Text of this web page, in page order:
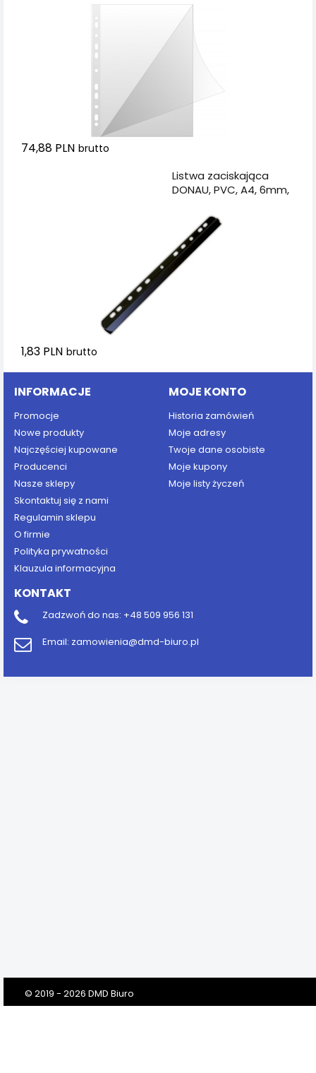
74,88 PLN brutto
Listwa zaciskająca
DONAU, PVC, A4, 6mm,
europerforacją, czarna
1,83 PLN brutto
INFORMACJE
Promocje
Nowe produkty
Najczęściej kupowane
Producenci
Nasze sklepy
Skontaktuj się z nami
Regulamin sklepu
O firmie
Polityka prywatności
Klauzula informacyjna
MOJE KONTO
Historia zamówień
Moje adresy
Twoje dane osobiste
Moje kupony
Moje listy życzeń
KONTAKT
Zadzwoń do nas: +48 509 956 131
Email: zamowienia@dmd-biuro.pl
© 2019 - 2026 DMD Biuro